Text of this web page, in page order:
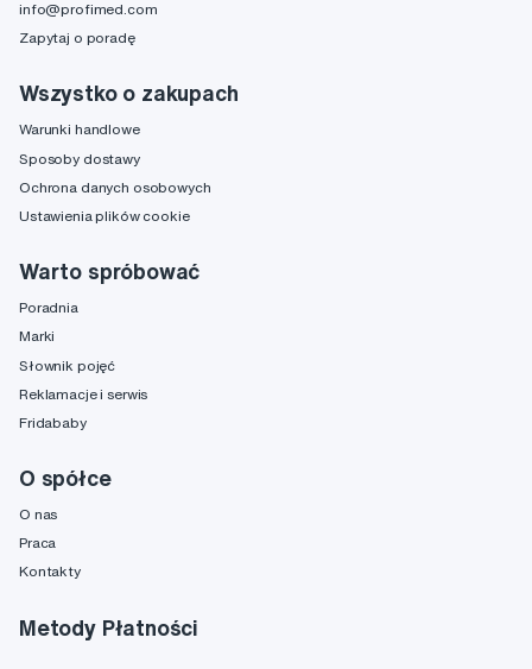
info@profimed.com
Zapytaj o poradę
Wszystko o zakupach
Warunki handlowe
Sposoby dostawy
Ochrona danych osobowych
Ustawienia plików cookie
Warto spróbować
Poradnia
Marki
Słownik pojęć
Reklamacje i serwis
Fridababy
O spółce
O nas
Praca
Kontakty
Metody Płatności